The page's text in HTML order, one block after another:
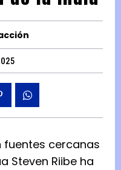
fuentes cercanas
Steven Riibe ha